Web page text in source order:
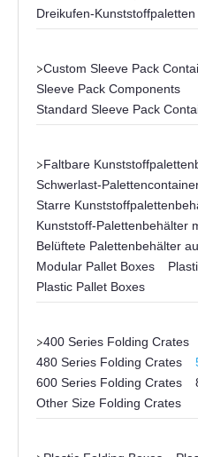
Dreikufen-
>Custom Sleeve Pack
Sleeve Pack Components
Standard Sleeve Pack
>Faltbare
Schwerlast-
Starre
Kunststoff-Palettenbehälter
Belüftete Palettenbehälter
Modular Pallet Boxes
Plastic Pallet Boxes
>400 Series Folding Crates
480 Series Folding Crates
600 Series Folding Crates
Other Size Folding Crates